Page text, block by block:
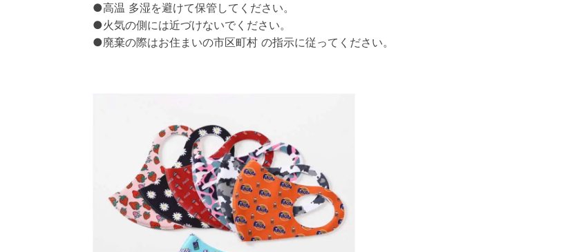
●高温 多湿を避けて保管してください。
●火気の側には近づけないでください。
●廃棄の際はお住まいの市区町村 の指示に従ってください。